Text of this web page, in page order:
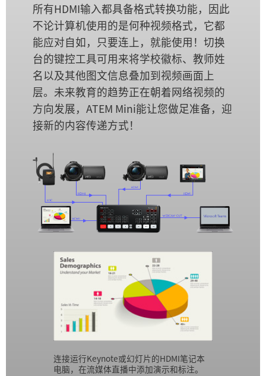
所有HDMI输入都具备格式转换功能，因此
不论计算机使用的是何种视频格式，它都
能应对自如，只要连上，就能使用！切换
台的键控工具可用来将学校徽标、教师姓
名以及其他图文信息叠加到视频画面上
层。未来教育的趋势正在朝着网络视频的
方向发展，ATEM Mini能让您做足准备，迎
接新的内容传递方式！
连接运行Keynote或幻灯片的HDMI笔记本
电脑，在流媒体直播中添加演示和标注。